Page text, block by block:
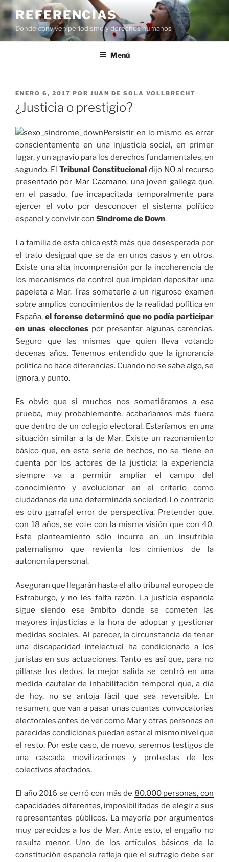
al
contenido
REFERENCIAS
Donde conviven periodismo y derechos humanos
Menú
PUBLICADO
ENERO 6, 2017 POR JUAN DE SOLA VOLLBRECHT
¿Justicia o prestigio?
Persistir en lo mismo es errar
conscientemente en una injusticia social, en primer
lugar, y un agravio para los derechos fundamentales, en
segundo. El Tribunal Constitucional dijo NO al recurso
presentado por Mar Caamaño, una joven gallega que,
en el pasado, fue incapacitada temporalmente para
ejercer el voto por desconocer el sistema político
español y convivir con Síndrome de Down.
La familia de esta chica está más que desesperada por
el trato desigual que se da en unos casos y en otros.
Existe una alta incomprensión por la incoherencia de
los mecanismos de control que impiden depositar una
papeleta a Mar. Tras someterle a un riguroso examen
sobre amplios conocimientos de la realidad política en
España,el forense determinó que no podía participar
en unas eleccionespor presentar algunas carencias.
Seguro que las mismas que quien lleva votando
decenas años. Tenemos entendido que la ignorancia
política no hace diferencias. Cuando no se sabe algo, se
ignora, y punto.
Es obvio que si muchos nos sometiéramos a esa
prueba, muy probablemente, acabaríamos más fuera
que dentro de un colegio electoral. Estaríamos en una
situación similar a la de Mar. Existe un razonamiento
básico que, en esta serie de hechos, no se tiene en
cuenta por los actores de la justicia: la experiencia
siempre va a permitir ampliar el campo del
conocimiento y evolucionar en el criterio como
ciudadanos de una determinada sociedad. Lo contrario
es otro garrafal error de perspectiva. Pretender que,
con 18 años, se vote con la misma visión que con 40.
Este planteamiento sólo incurre en un insufrible
paternalismo que revienta los cimientos de la
autonomía personal.
Aseguran que llegarán hasta el alto tribunal europeo de
Estraburgo, y no les falta razón. La justicia española
sigue siendo ese ámbito donde se cometen las
mayores injusticias a la hora de adoptar y gestionar
medidas sociales. Al parecer, la circunstancia de tener
una discapacidad intelectual ha condicionado a los
juristas en sus actuaciones. Tanto es así que, para no
pillarse los dedos, la mejor salida se centró en una
medida cautelar de inhabilitación temporal que, a día
de hoy, no se antoja fácil que sea reversible. En
resumen, que van a pasar unas cuantas convocatorias
electorales antes de ver como Mar y otras personas en
parecidas condiciones puedan estar al mismo nivel que
el resto. Por este caso, de nuevo, seremos testigos de
una cascada movilizaciones y protestas de los
colectivos afectados.
El año 2016 se cerró con más de 80.000 personas, con
capacidades diferentes, imposibilitadas de elegir a sus
representantes públicos. La mayoría por argumentos
muy parecidos a los de Mar. Ante esto, el engaño no
resulta menor. Uno de los artículos básicos de la
constitución española refleja que el sufragio debe ser